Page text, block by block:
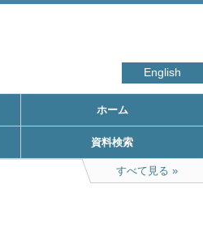
English
ホーム
資料検索
すべて見る